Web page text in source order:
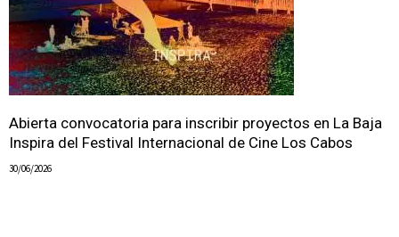
Abierta convocatoria para inscribir proyectos en La Baja
Inspira del Festival Internacional de Cine Los Cabos
30/06/2026